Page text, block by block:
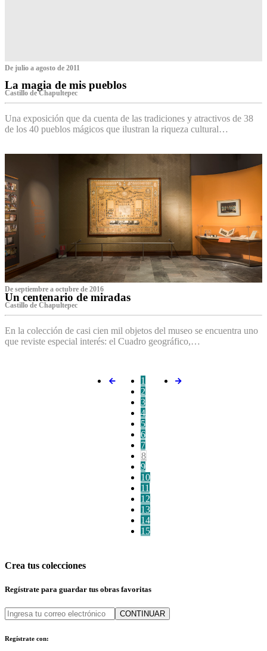
De julio a agosto de 2011
La magia de mis pueblos
Castillo de Chapultepec
Una exposición que da cuenta de las tradiciones y atractivos de 38
de los 40 pueblos mágicos que ilustran la riqueza cultural…
De septiembre a octubre de 2016
Un centenario de miradas
Castillo de Chapultepec
En la colección de casi cien mil objetos del museo se encuentra uno
que reviste especial interés: el Cuadro geográfico,…
1
2
3
4
5
6
7
8
9
10
11
12
13
14
15
Crea tus colecciones
Regístrate para guardar tus obras favoritas
CONTINUAR
Regístrate con: